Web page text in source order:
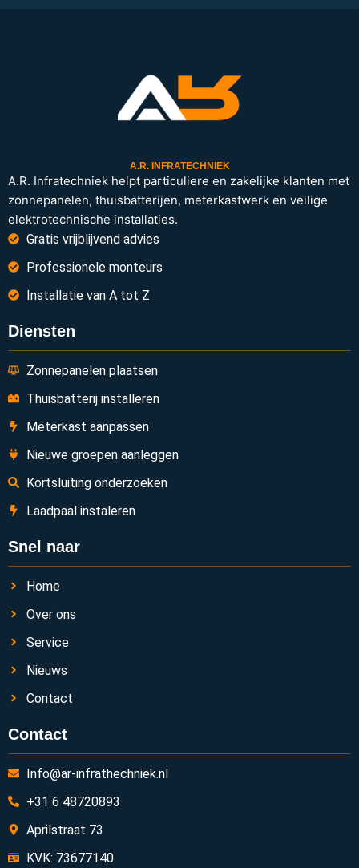
A.R. INFRATECHNIEK
A.R. Infratechniek helpt particuliere en zakelijke klanten met
zonnepanelen, thuisbatterijen, meterkastwerk en veilige
elektrotechnische installaties.
Gratis vrijblijvend advies
Professionele monteurs
Installatie van A tot Z
Diensten
Zonnepanelen plaatsen
Thuisbatterij installeren
Meterkast aanpassen
Nieuwe groepen aanleggen
Kortsluiting onderzoeken
Laadpaal instaleren
Snel naar
Home
Over ons
Service
Nieuws
Contact
Contact
Info@ar-infrathechniek.nl
+31 6 48720893
Aprilstraat 73
KVK: 73677140